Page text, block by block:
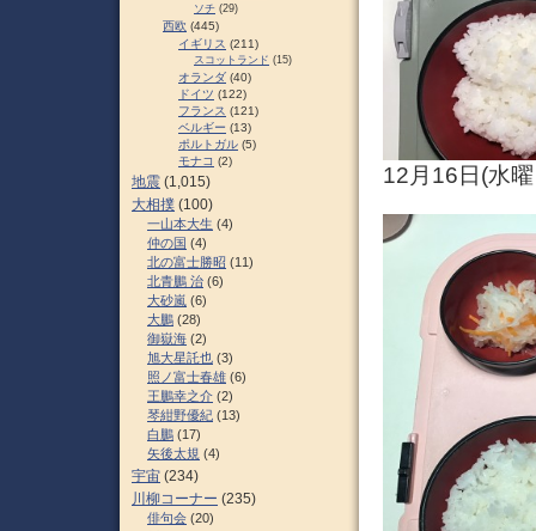
12月16日(水
ソチ (29)
西欧 (445)
イギリス (211)
スコットランド (15)
オランダ (40)
ドイツ (122)
フランス (121)
ベルギー (13)
ポルトガル (5)
モナコ (2)
地震 (1,015)
大相撲 (100)
一山本大生 (4)
仲の国 (4)
北の富士勝昭 (11)
北青鵬 治 (6)
大砂嵐 (6)
大鵬 (28)
御嶽海 (2)
旭大星託也 (3)
照ノ富士春雄 (6)
王鵬幸之介 (2)
琴紺野優紀 (13)
白鵬 (17)
矢後太規 (4)
宇宙 (234)
川柳コーナー (235)
俳句会 (20)